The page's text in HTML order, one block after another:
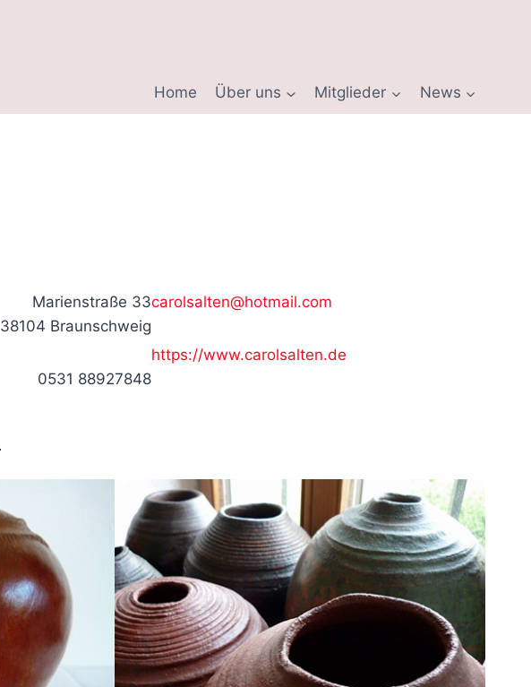
Home
Über uns Mitglieder News
Marienstraße 33
38104 Braunschweig
0531 88927848
carolsalten@hotmail.com
https://www.carolsalten.de